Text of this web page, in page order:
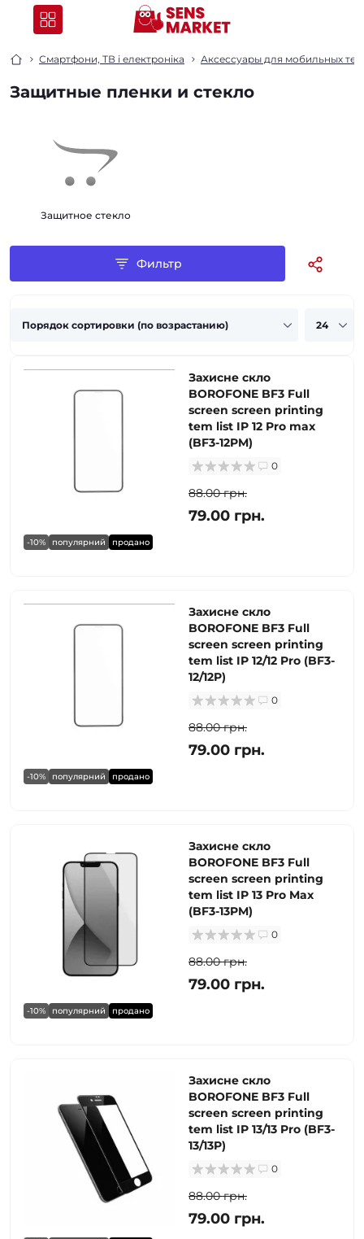
Смартфони, ТВ і електроніка Аксессуары для мобильных
Защитные пленки и стекло
Защитное стекло
Фильтр
-10% популярний продано
Захисне скло
BOROFONE BF3 Full
screen screen printing
tem list IP 12 Pro max
(BF3-12PM)
0
88.00 грн.
79.00 грн.
-10% популярний продано
Захисне скло
BOROFONE BF3 Full
screen screen printing
tem list IP 12/12 Pro (BF3-
12/12P)
0
88.00 грн.
79.00 грн.
-10% популярний продано
Захисне скло
BOROFONE BF3 Full
screen screen printing
tem list IP 13 Pro Max
(BF3-13PM)
0
88.00 грн.
79.00 грн.
Захисне скло
BOROFONE BF3 Full
screen screen printing
tem list IP 13/13 Pro (BF3-
13/13P)
0
88.00 грн.
79.00 грн.